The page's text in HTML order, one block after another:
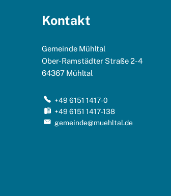
Kontakt
Gemeinde Mühltal
Ober-Ramstädter Straße 2-4
64367 Mühltal
+49 6151 1417-0
+49 6151 1417-138
gemeinde@muehltal.de